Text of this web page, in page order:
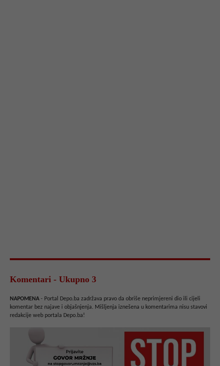
Komentari - Ukupno 3
NAPOMENA - Portal Depo.ba zadržava pravo da obriše neprimjereni dio ili cijeli
komentar bez najave i objašnjenja. Mišljenja iznešena u komentarima nisu stavovi
redakcije web portala Depo.ba!